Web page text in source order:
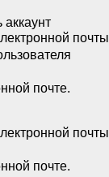
почты
почте.
почты
почте.